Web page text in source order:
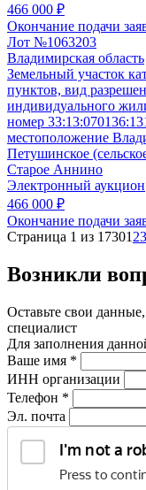
466 000 ₽
Окончание подачи
Лот №1063203
Владимирская область
Земельный участок
пунктов, вид
индивидуального
номер
местоположение
Петушинское
Старое Аннино
Электронный аукцион
466 000 ₽
Окончание подачи
Страница 1 из 17301 23
Возникли
Оставьте свои
специалист
Для заполнения
Ваше имя *
ИНН организации
Телефон *
Эл. почта